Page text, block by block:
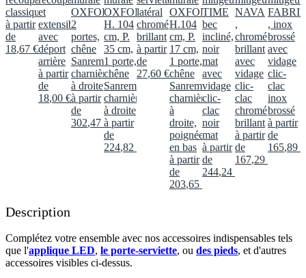
classique
à partir
de
18,67 €
et
extensible
avec
déport
arrière
à partir
de
18,00 €
OXFORD
2
portes,
chêne
Sanremo,
charnières
à droite
à partir
de
302,47 €
OXFORD,
H. 104
cm, P.
35 cm,
1 porte,
chêne
Sanremo,
charnières
à droite
à partir
de
224,82
latéral
chromé
brillant
à partir
de
27,60 €
OXFORD,
H.104
cm, P.
17 cm,
1 porte,
chêne
Sanremo,
charnières
à
droite,
poignée
en bas
à partir
de
203,65
TIME
bec
incliné,
noir
mat
avec
vidage
clic-
clac
noir
mat
à partir
de
244,24
NAVA
,
chromé
brillant
avec
vidage
clic-
clac
chromé
brillant
à partir
de
167,29
, inox
brossé
avec
vidage
clic-
clac
inox
brossé
à partir
de
165,89
Description
Complétez votre ensemble avec nos accessoires indispensables tels
que l'applique LED, le porte-serviette, ou des pieds, et d'autres
accessoires visibles ci-dessus.​